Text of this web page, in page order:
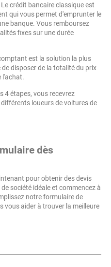
crédit bancaire classique est
qui vous permet d'emprunter le
banque. Vous remboursez
fixes sur une durée
est la solution la plus
de disposer de la totalité du prix
l'achat.
4 étapes, vous recevrez
loueurs de voitures de
dès
pour obtenir des devis
société idéale et commencez à
notre formulaire de
vous aider à trouver la meilleure